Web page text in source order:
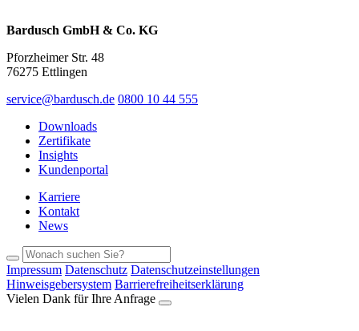
Bardusch GmbH & Co. KG
Pforzheimer Str. 48
76275 Ettlingen
service@bardusch.de 0800 10 44 555
Downloads
Zertifikate
Insights
Kundenportal
Karriere
Kontakt
News
Impressum Datenschutz Datenschutzeinstellungen
Hinweisgebersystem Barrierefreiheitserklärung
Vielen Dank für Ihre Anfrage